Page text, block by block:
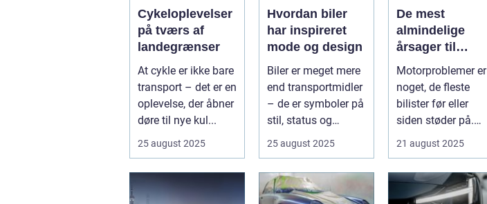
Cykeloplevelser
på tværs af
landegrænser
At cykle er ikke bare
transport – det er en
oplevelse, der åbner
døre til nye kul...
25 august 2025
Hvordan biler
har inspireret
mode og design
Biler er meget mere
end transportmidler
– de er symboler på
stil, status og
25 august 2025
De mest
almindelige
årsager til
motorproblemer
Motorproblemer er
noget, de fleste
bilister før eller
siden støder på.
21 august 2025